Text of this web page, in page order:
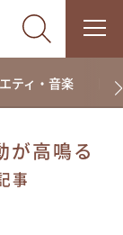
ティ・音楽 ド
が高鳴る
事